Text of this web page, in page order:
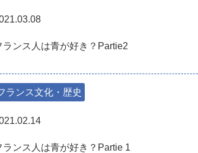
ランス人は青が好き？Partie2
ランス文化・歴史
ランス人は青が好き？Partie 1